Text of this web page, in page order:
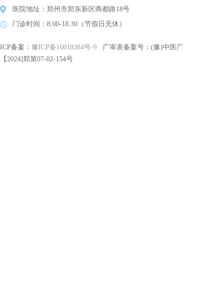
医院地址：郑州市郑东新区商都路18号
门诊时间：8:00-18:30（节假日无休）
ICP备案： 豫ICP备16018384号-9 广审表备案号：(豫)中医广
【2024]郑第07-02-154号